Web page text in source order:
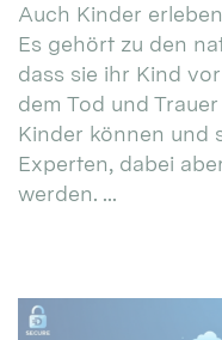
Auch Kinder
Es gehört zu den
dass sie ihr Kind
dem Tod und
Kinder können und
Experten, dabei
werden. ...